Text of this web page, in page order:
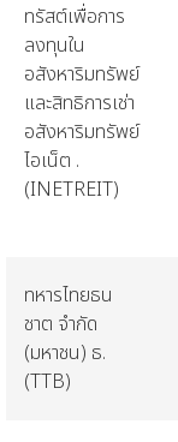
ทรัสต์เพื่อการ
ลงทุนใน
อสังหาริมทรัพย์
และสิทธิการเช่า
อสังหาริมทรัพย์
ไอเน็ต .
(INETREIT)
ทหารไทยธน
ชาต จำกัด
(มหาชน) ธ.
(TTB)